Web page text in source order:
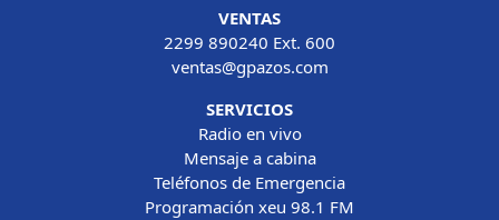
VENTAS
2299 890240 Ext. 600
ventas@gpazos.com
SERVICIOS
Radio en vivo
Mensaje a cabina
Teléfonos de Emergencia
Programación xeu 98.1 FM